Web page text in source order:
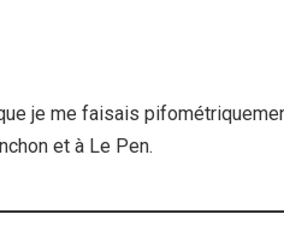
je me faisais
et à Le Pen.